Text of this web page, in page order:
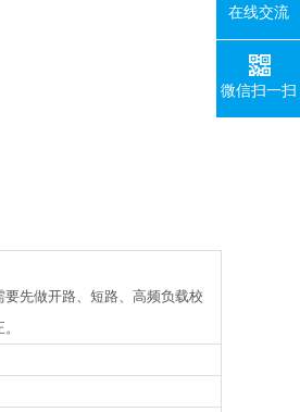
先做开路、短路、高频负载校
在线交流
微信扫一扫